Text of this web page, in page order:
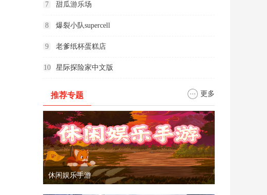
7 甜瓜游乐场
8 爆裂小队supercell
9 老爹纸杯蛋糕店
10 星际探险家中文版
推荐专题 更多
休闲娱乐手游